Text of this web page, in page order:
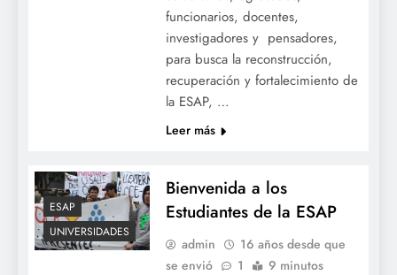
funcionarios, docentes,
investigadores y pensadores,
para busca la reconstrucción,
recuperación y fortalecimiento de
la ESAP, …
Leer más
ESAP
UNIVERSIDADES
Bienvenida a los
Estudiantes de la ESAP
admin
16 años desde que
se envió
1 9 minutos